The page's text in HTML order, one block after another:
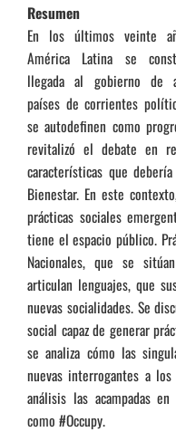
Resumen
En los últimos veinte
América Latina se
llegada al gobierno de
países de corrientes
se autodefinen como
revitalizó el debate en
características que
Bienestar. En este
prácticas sociales
tiene el espacio público.
Nacionales, que se
articulan lenguajes, que
nuevas socialidades. Se
social capaz de generar
se analiza cómo las
nuevas interrogantes a
análisis las acampadas
como #Occupy.